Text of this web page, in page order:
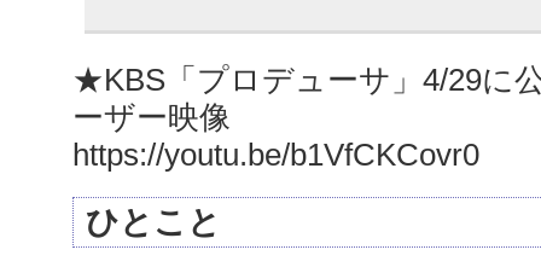
★KBS「プロデューサ」4/29に
ーザー映像
https://youtu.be/b1VfCKCovr0
ひとこと